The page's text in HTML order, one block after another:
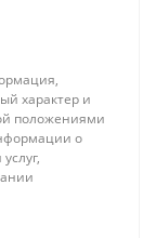
характер и
положениями
о